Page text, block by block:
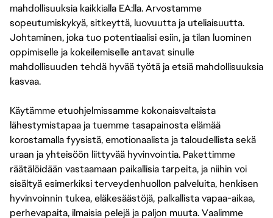
mahdollisuuksia kaikkialla EA:lla. Arvostamme
sopeutumiskykyä, sitkeyttä, luovuutta ja uteliaisuutta.
Johtaminen, joka tuo potentiaalisi esiin, ja tilan luominen
oppimiselle ja kokeilemiselle antavat sinulle
mahdollisuuden tehdä hyvää työtä ja etsiä mahdollisuuksia
kasvaa.
Käytämme etuohjelmissamme kokonaisvaltaista
lähestymistapaa ja tuemme tasapainosta elämää
korostamalla fyysistä, emotionaalista ja taloudellista sekä
uraan ja yhteisöön liittyvää hyvinvointia. Pakettimme
räätälöidään vastaamaan paikallisia tarpeita, ja niihin voi
sisältyä esimerkiksi terveydenhuollon palveluita, henkisen
hyvinvoinnin tukea, eläkesäästöjä, palkallista vapaa-aikaa,
perhevapaita, ilmaisia pelejä ja paljon muuta. Vaalimme